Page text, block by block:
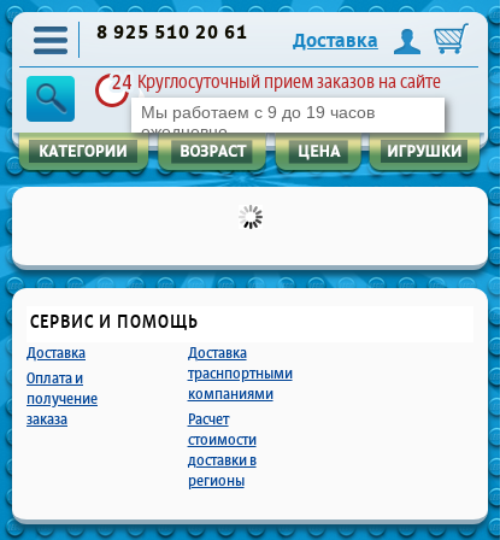
8 925 510 20 61
Доставка
Круглосуточный прием заказов на сайте
Мы работаем с 9 до 19 часов
ежедневно
СЕРВИС И ПОМОЩЬ
Доставка
Оплата и
получение
заказа
Доставка
траснпортными
компаниями
Расчет
стоимости
доставки в
регионы